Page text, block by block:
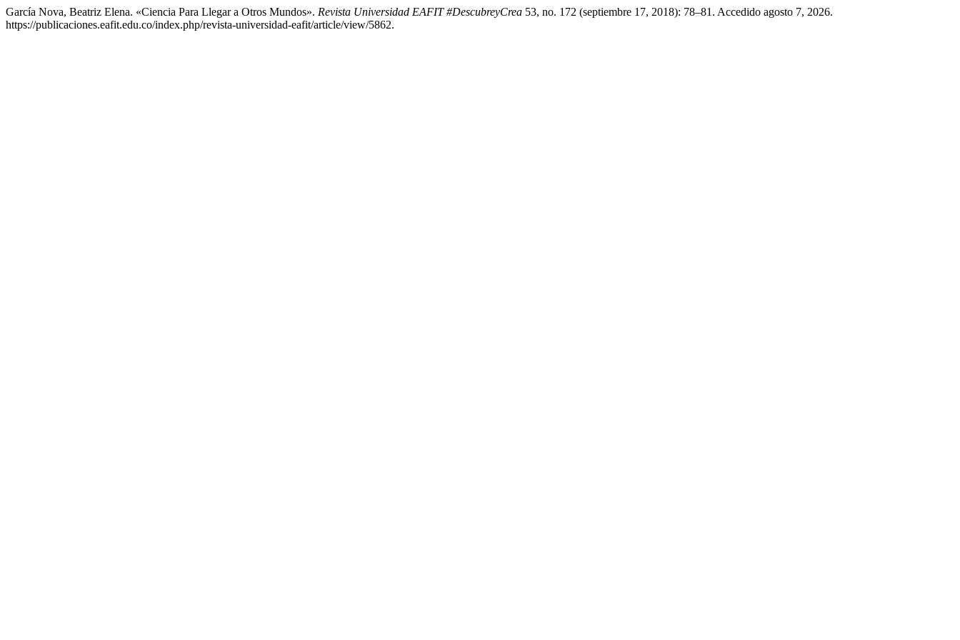
García Nova, Beatriz Elena. «Ciencia Para Llegar a Otros Mundos». Revista Universidad EAFIT #DescubreyCrea 53, no. 172 (septiembre 17, 2018): 78–81. Accedido agosto 7, 2026.
https://publicaciones.eafit.edu.co/index.php/revista-universidad-eafit/article/view/5862.